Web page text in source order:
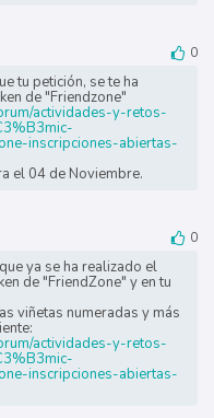
0
tu petición, se te ha
de "Friendzone"
actividades-y-retos-
inscripciones-abiertas-
el 04 de Noviembre.
0
ya se ha realizado el
de "FriendZone" y en tu
viñetas numeradas y más
actividades-y-retos-
inscripciones-abiertas-